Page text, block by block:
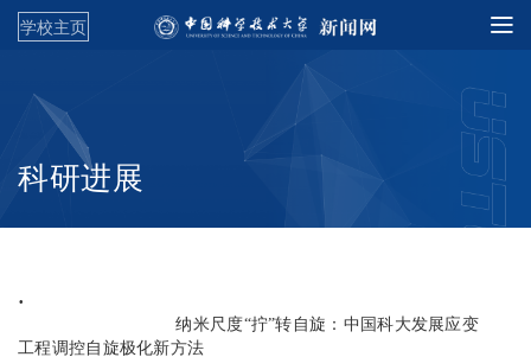
学校主页
科研进展
                               纳米尺度“拧”转自旋：中国科大发展应变
工程调控自旋极化新方法